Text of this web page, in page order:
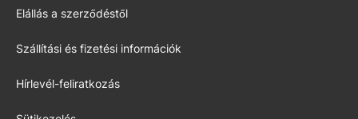
Elállás a szerződéstől
Szállítási és fizetési információk
Hírlevél-feliratkozás